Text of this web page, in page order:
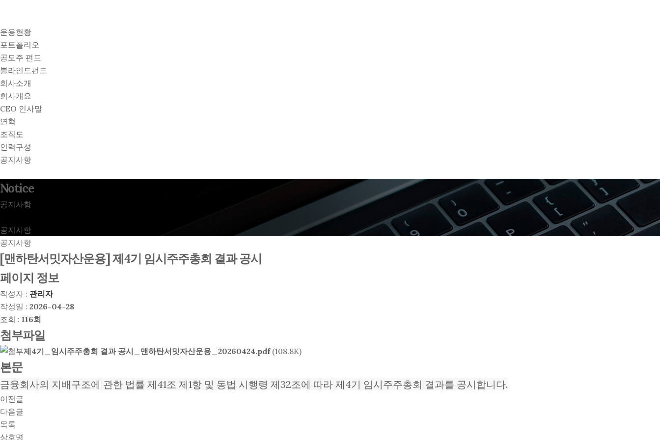
운용현황
포트폴리오
공모주 펀드
블라인드펀드
회사소개
회사개요
CEO 인사말
연혁
조직도
인력구성
공지사항
Notice
공지사항
공지사항
공지사항
[맨하탄서밋자산운용] 제4기 임시주주총회 결과 공시
페이지 정보
작성자 : 관리자
작성일 : 2026-04-28
조회 : 116회
첨부파일
제4기_임시주주총회 결과 공시_맨하탄서밋자산운용_20260424.pdf(108.8K)
본문
금융회사의 지배구조에 관한 법률 제41조 제1항 및 동법 시행령 제32조에 따라 제4기 임시주주총회 결과를 공시합니다.
이전글
다음글
목록
상호명